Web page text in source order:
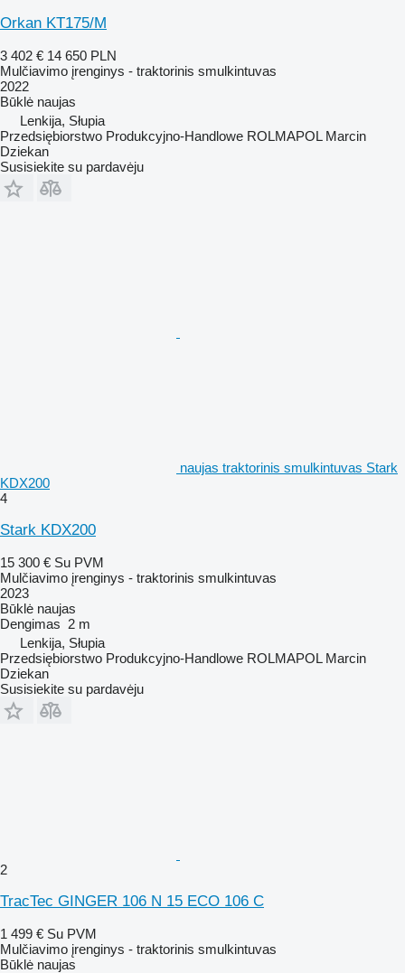
Orkan KT175/M
3 402 € 14 650 PLN
Mulčiavimo įrenginys - traktorinis smulkintuvas
2022
Būklė naujas
Lenkija, Słupia
Przedsiębiorstwo Produkcyjno-Handlowe ROLMAPOL Marcin
Dziekan
Susisiekite su pardavėju
naujas traktorinis smulkintuvas Stark
KDX200
4
Stark KDX200
15 300 € Su PVM
Mulčiavimo įrenginys - traktorinis smulkintuvas
2023
Būklė naujas
Dengimas 2 m
Lenkija, Słupia
Przedsiębiorstwo Produkcyjno-Handlowe ROLMAPOL Marcin
Dziekan
Susisiekite su pardavėju
2
TracTec GINGER 106 N 15 ECO 106 C
1 499 € Su PVM
Mulčiavimo įrenginys - traktorinis smulkintuvas
Būklė naujas